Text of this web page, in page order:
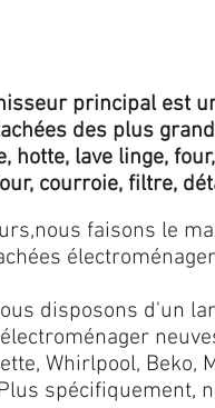
principal est
des plus
hotte, lave linge,
courroie, filtre,
faisons le
disposons d'un
Whirlpool,
spécifiquement,